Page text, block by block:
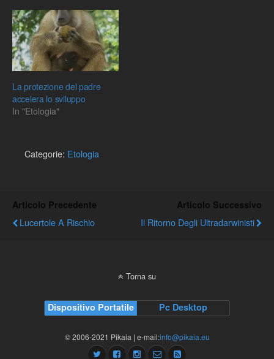
La protezione del padre
accelera lo sviluppo
In "Etologia"
Categorie: Etologia
Articolo Precedente
Lucertole A Rischio
Articolo Successivo
Il Ritorno Degli Ultradarwinisti
Torna su
Dispositivo Portatile Pc Desktop
© 2006-2021 Pikaia | e-mail:info@pikaia.eu